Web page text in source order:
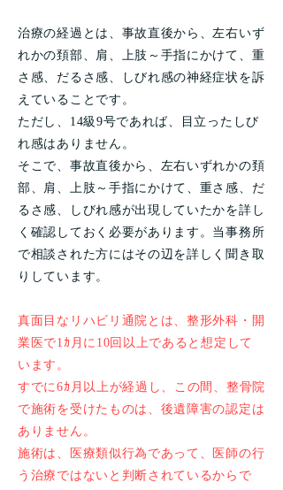
治療の経過とは、事故直後から、左右いず
れかの頚部、肩、上肢～手指にかけて、重
さ感、だるさ感、しびれ感の神経症状を訴
えていることです。
ただし、14級9号であれば、目立ったしび
れ感はありません。
そこで、事故直後から、左右いずれかの頚
部、肩、上肢～手指にかけて、重さ感、だ
るさ感、しびれ感が出現していたかを詳し
く確認しておく必要があります。当事務所
で相談された方にはその辺を詳しく聞き取
りしています。
真面目なリハビリ通院とは、整形外科・開
業医で1ｶ月に10回以上であると想定して
います。
すでに6ｶ月以上が経過し、この間、整骨院
で施術を受けたものは、後遺障害の認定は
ありません。
施術は、医療類似行為であって、医師の行
う治療ではないと判断されているからで